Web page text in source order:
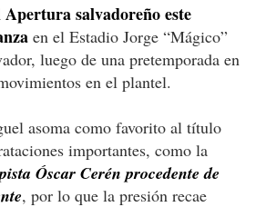
Apertura salvadoreño este
en el Estadio Jorge “Mágico”
luego de una pretemporada en
en el plantel.
asoma como favorito al título
importantes, como la
Óscar Cerén procedente de
, por lo que la presión recae